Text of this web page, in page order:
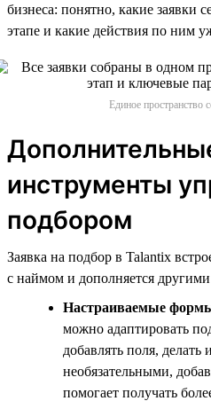
бизнеса: понятно, какие заявки
этапе и какие действия по ним
Единое пространство
инструменты
подбором
Заявка на подбор в Talantix
с наймом и дополняется
Настраиваемые
можно адаптировать
добавлять поля,
необязательными,
помогает получать